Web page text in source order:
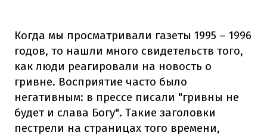
Когда мы просматривали газеты 1995 – 1996
годов, то нашли много свидетельств того,
как люди реагировали на новость о
гривне. Восприятие часто было
негативным: в прессе писали "гривны не
будет и слава Богу". Такие заголовки
пестрели на страницах того времени,